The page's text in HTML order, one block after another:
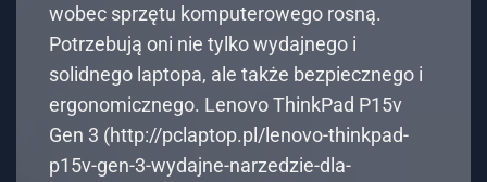
wobec sprzętu komputerowego rosną.
Potrzebują oni nie tylko wydajnego i
solidnego laptopa, ale także bezpiecznego i
ergonomicznego. Lenovo ThinkPad P15v
Gen 3 (http://pclaptop.pl/lenovo-thinkpad-
p15v-gen-3-wydajne-narzedzie-dla-